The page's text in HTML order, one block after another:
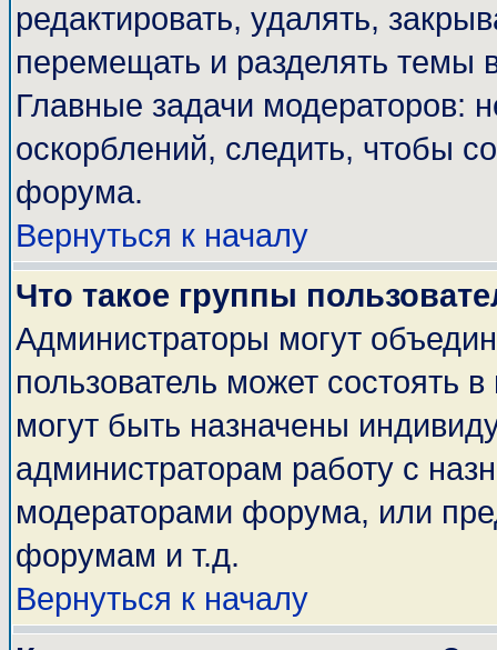
редактировать, удалять,
перемещать и разделять темы
Главные задачи модераторов:
оскорблений, следить, чтобы
форума.
Вернуться к началу
Что такое группы
Администраторы могут
пользователь может состоять
могут быть назначены
администраторам работу с
модераторами форума, или
форумам и т.д.
Вернуться к началу